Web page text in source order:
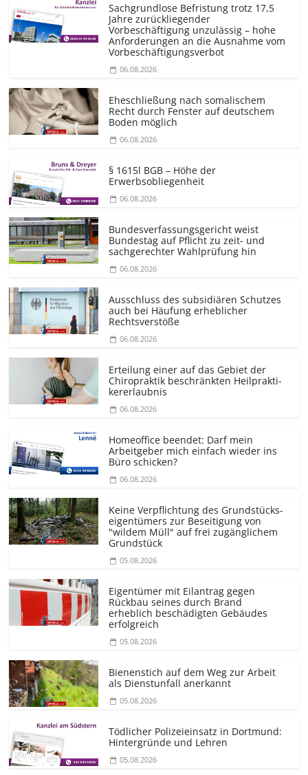
Sachgrundlose Befristung trotz 17,5
Jahre zurückliegender
Vorbeschäftigung unzulässig – hohe
Anforderungen an die Ausnahme vom
Vorbeschäf­tigungsverbot
06.08.2026
Eheschließung nach somalischem
Recht durch Fenster auf deutschem
Boden möglich
06.08.2026
§ 1615l BGB – Höhe der
Erwerbsobliegenheit
06.08.2026
Bundesver­fassungsgericht weist
Bundestag auf Pflicht zu zeit- und
sachgerechter Wahlprüfung hin
06.08.2026
Ausschluss des subsidiären Schutzes
auch bei Häufung erheblicher
Rechtsverstöße
06.08.2026
Erteilung einer auf das Gebiet der
Chiropraktik beschränkten Heilprakti­
kererlaubnis
06.08.2026
Homeoffice beendet: Darf mein
Arbeitgeber mich einfach wieder ins
Büro schicken?
06.08.2026
Keine Verpflichtung des Grundstücks­
eigentümers zur Beseitigung von
"wildem Müll" auf frei zugänglichem
Grundstück
05.08.2026
Eigentümer mit Eilantrag gegen
Rückbau seines durch Brand
erheblich beschädigten Gebäudes
erfolgreich
05.08.2026
Bienenstich auf dem Weg zur Arbeit
als Dienstunfall anerkannt
05.08.2026
Tödlicher Polizeieinsatz in Dortmund:
Hintergründe und Lehren
05.08.2026